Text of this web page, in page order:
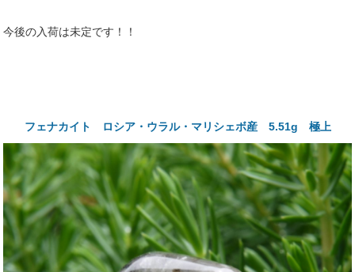
今後の入荷は未定です！！
フェナカイト ロシア・ウラル・マリシェボ産 5.51g 極上